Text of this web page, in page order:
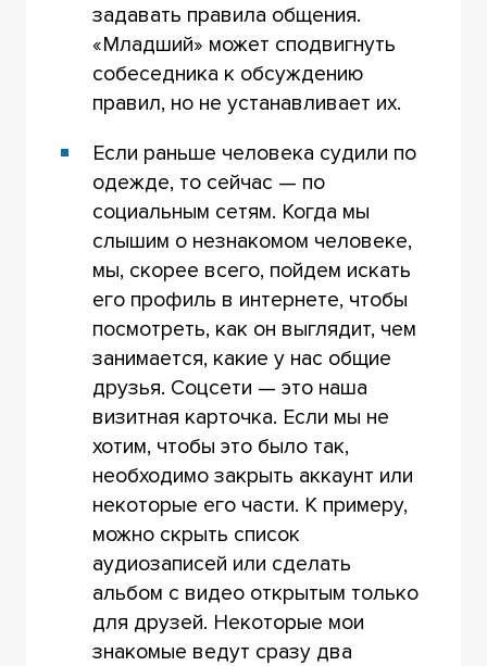
задавать правила общения.
«Младший» может сподвигнуть
собеседника к обсуждению
правил, но не устанавливает их.
Если раньше человека судили по
одежде, то сейчас — по
социальным сетям. Когда мы
слышим о незнакомом человеке,
мы, скорее всего, пойдем искать
его профиль в интернете, чтобы
посмотреть, как он выглядит, чем
занимается, какие у нас общие
друзья. Соцсети — это наша
визитная карточка. Если мы не
хотим, чтобы это было так,
необходимо закрыть аккаунт или
некоторые его части. К примеру,
можно скрыть список
аудиозаписей или сделать
альбом с видео открытым только
для друзей. Некоторые мои
знакомые ведут сразу два